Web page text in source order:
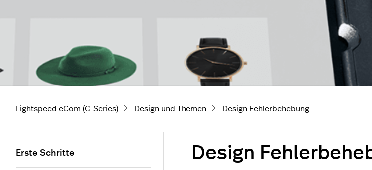
Lightspeed eCom (C-Series) Design und Themen Design Fehlerbehebung
Design
Erste Schritte